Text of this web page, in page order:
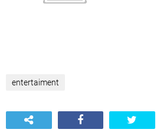
entertaiment